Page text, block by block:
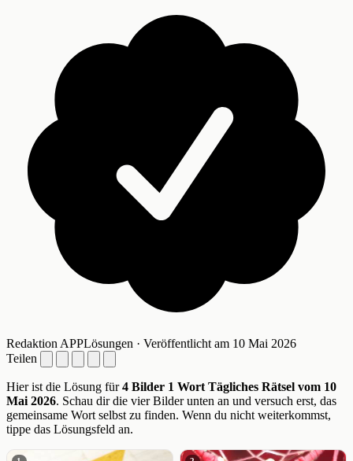
Redaktion APPLösungen · Veröffentlicht am 10 Mai 2026
Teilen
Hier ist die Lösung für4 Bilder 1 Wort Tägliches Rätsel vom 10
Mai 2026. Schau dir die vier Bilder unten an und versuch erst, das
gemeinsame Wort selbst zu finden. Wenn du nicht weiterkommst,
tippe das Lösungsfeld an.